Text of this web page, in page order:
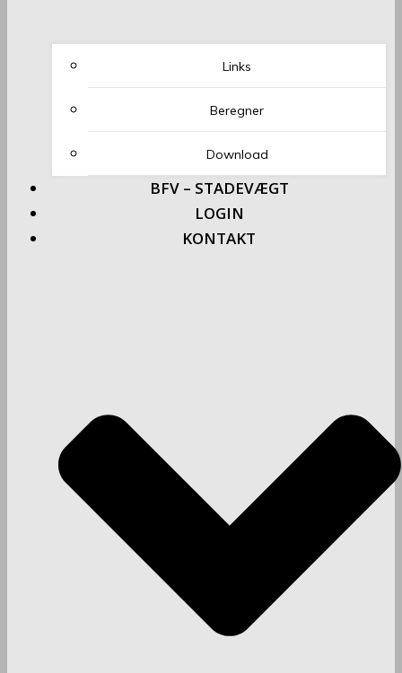
Links
Beregner
Download
BFV – STADEVÆGT
LOGIN
KONTAKT